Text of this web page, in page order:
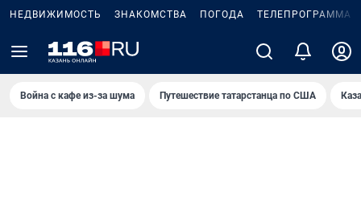
НЕДВИЖИМОСТЬ ЗНАКОМСТВА ПОГОДА ТЕЛЕПРОГРАММА
Война с кафе из-за шума Путешествие татарстанца по США